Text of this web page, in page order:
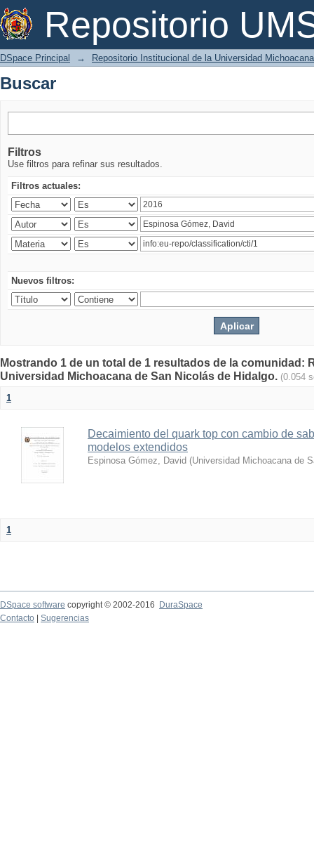
Repositorio
Buscar
DSpace Principal → Repositorio Institucional de la Universidad
Buscar
Filtros
Use filtros para refinar sus resultados.
Filtros actuales:
Nuevos filtros:
Mostrando 1 de un total de 1 resultados de la comunidad:
Universidad Michoacana de San Nicolás de Hidalgo. (0.054
1
Decaimiento del quark top con cambio de
modelos extendidos
Espinosa Gómez, David (Universidad Michoacana de
1
DSpace software copyright © 2002-2016
DuraSpace
Contacto
Sugerencias